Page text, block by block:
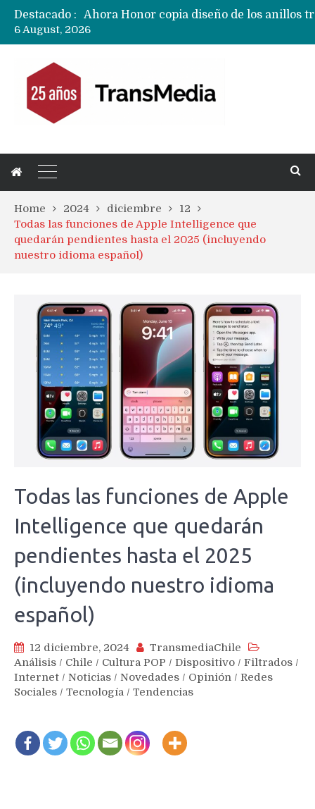
Destacado :
6 August, 2026
Home 2024 diciembre
12
Todas las funciones de Apple Intelligence que
quedarán pendientes hasta el 2025 (incluyendo
nuestro idioma español)
Todas las funciones de Apple
Intelligence que quedarán
pendientes hasta el 2025
(incluyendo nuestro idioma
español)
12 diciembre, 2024
TransmediaChile
Análisis / Chile / Cultura POP / Dispositivo / Filtrados /
Internet / Noticias / Novedades / Opinión / Redes
Sociales / Tecnología / Tendencias